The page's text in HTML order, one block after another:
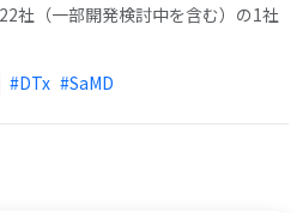
社（一部開発検討中を含む）の1社
#DTx #SaMD